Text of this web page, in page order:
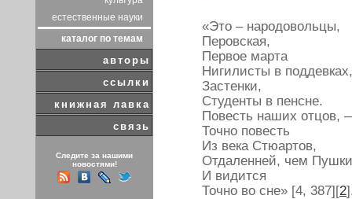
естественные науки
каталог по темам
авторы
ссылки
книжная лавка
связь
Следите за нашими
новостями!
«Это – народовольцы,
Перовская,
Первое марта
Нигилисты в поддевках,
Застенки,
Студенты в пенсне.
Повесть наших отцов,
Точно повесть
Из века Стюартов,
Отдаленней, чем
И видится
Точно во сне» [4, 387][2